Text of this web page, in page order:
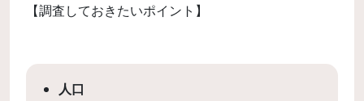
【調査しておきたいポイント】
人口